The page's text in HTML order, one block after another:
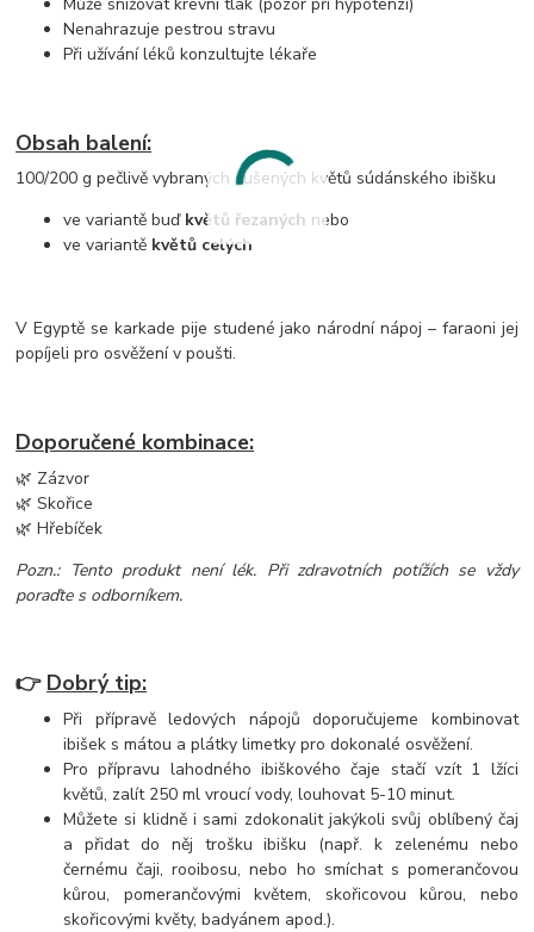
Nenahrazuje pestrou stravu
Při užívání léků konzultujte lékaře
Obsah balení:
100/200 g pečlivě vybraných sušených květů súdánského ibišku
ve variantě buď květů řezaných nebo
ve variantě květů celých
V Egyptě se karkade pije studené jako národní nápoj – faraoni jej
popíjeli pro osvěžení v poušti.
Doporučené kombinace:
🌿 Zázvor
🌿 Skořice
🌿 Hřebíček
Pozn.: Tento produkt není lék. Při zdravotních potížích se vždy
poraďte s odborníkem.
👉 Dobrý tip:
Při přípravě ledových nápojů doporučujeme kombinovat
ibišek s mátou a plátky limetky pro dokonalé osvěžení.
Pro přípravu lahodného ibiškového čaje stačí vzít 1 lžíci
květů, zalít 250 ml vroucí vody, louhovat 5-10 minut.
Můžete si klidně i sami zdokonalit jakýkoli svůj oblíbený čaj
a přidat do něj trošku ibišku (např. k zelenému nebo
černému čaji, rooibosu, nebo ho smíchat s pomerančovou
kůrou, pomerančovými květem, skořicovou kůrou, nebo
skořicovými květy, badyánem apod.).